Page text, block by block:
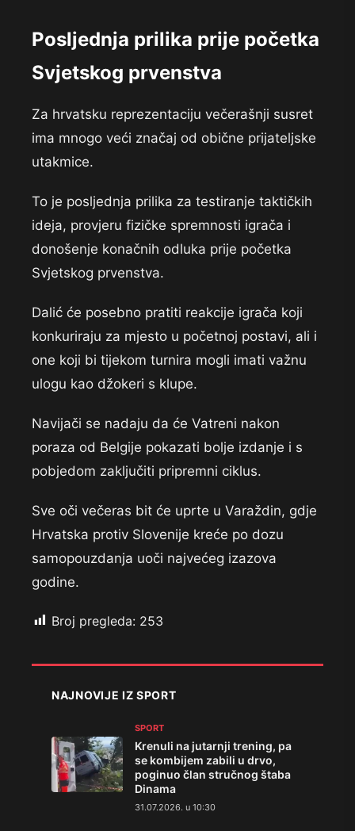
Posljednja prilika prije početka
Svjetskog prvenstva
Za hrvatsku reprezentaciju večerašnji susret
ima mnogo veći značaj od obične prijateljske
utakmice.
To je posljednja prilika za testiranje taktičkih
ideja, provjeru fizičke spremnosti igrača i
donošenje konačnih odluka prije početka
Svjetskog prvenstva.
Dalić će posebno pratiti reakcije igrača koji
konkuriraju za mjesto u početnoj postavi, ali i
one koji bi tijekom turnira mogli imati važnu
ulogu kao džokeri s klupe.
Navijači se nadaju da će Vatreni nakon
poraza od Belgije pokazati bolje izdanje i s
pobjedom zaključiti pripremni ciklus.
Sve oči večeras bit će uprte u Varaždin, gdje
Hrvatska protiv Slovenije kreće po dozu
samopouzdanja uoči najvećeg izazova
godine.
Broj pregleda: 253
NAJNOVIJE IZ SPORT
SPORT
Krenuli na jutarnji trening, pa
se kombijem zabili u drvo,
poginuo član stručnog štaba
Dinama
31.07.2026. u 10:30